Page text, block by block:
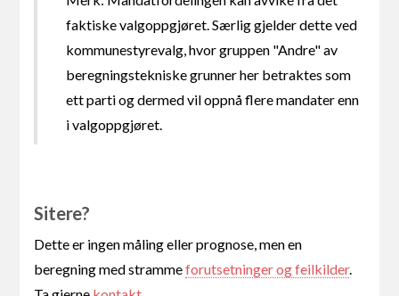
faktiske valgoppgjøret. Særlig gjelder dette ved
kommunestyrevalg, hvor gruppen "Andre" av
beregningstekniske grunner her betraktes som
ett parti og dermed vil oppnå flere mandater enn
i valgoppgjøret.
Sitere?
Dette er ingen måling eller prognose, men en
beregning med strammeforutsetninger og feilkilder.